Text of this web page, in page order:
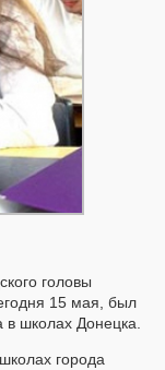
головы
15 мая, был
в школах Донецка.
города